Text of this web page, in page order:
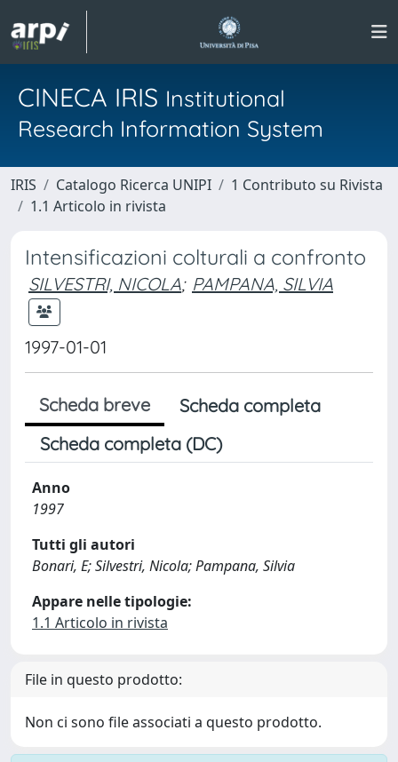
CINECA IRIS Institutional
Research Information System
IRIS Catalogo Ricerca UNIPI
1 Contributo su Rivista
1.1 Articolo in rivista
Intensificazioni colturali a confronto
SILVESTRI, NICOLA; PAMPANA, SILVIA
1997-01-01
Scheda breve
Scheda completa
Scheda completa (DC)
Anno
1997
Tutti gli autori
Bonari, E; Silvestri, Nicola; Pampana, Silvia
Appare nelle tipologie:
1.1 Articolo in rivista
File in questo prodotto:
Non ci sono file associati a questo prodotto.